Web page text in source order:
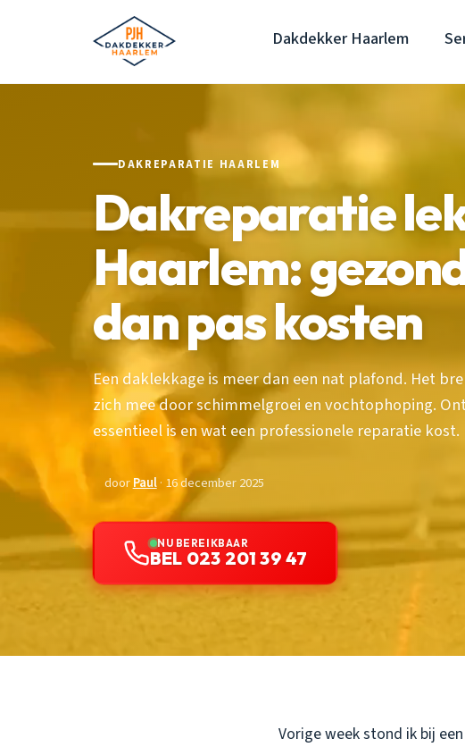
Dakdekker Haarlem
DAKREPARATIE HAARLEM
Dakreparatie
Haarlem:
dan pas kosten
Een daklekkage is meer dan een nat plafond. Het
zich mee door schimmelgroei en vochtophoping.
essentieel is en wat een professionele reparatie kost.
doorPaul· 16 december 2025
NU BEREIKBAAR
BEL 023 201 39 47
Vorige week stond ik bij